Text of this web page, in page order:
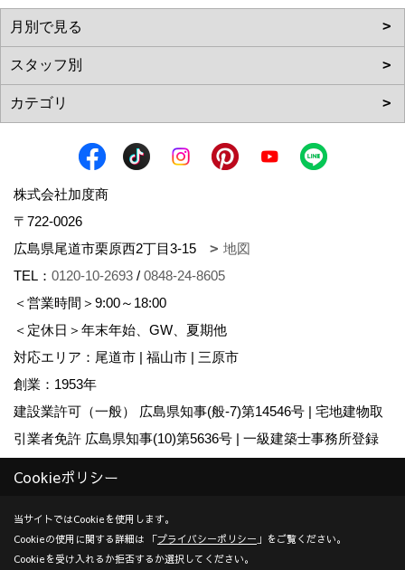
株式会社加度商
〒722-0026
広島県尾道市栗原西2丁目3-15
地図
TEL： 0120-10-2693 / 0848-24-8605
＜営業時間＞9:00～18:00
＜定休日＞年末年始、GW、夏期他
対応エリア：尾道市 | 福山市 | 三原市
創業：1953年
建設業許可（一般） 広島県知事(般-7)第14546号 | 宅地建物取
引業者免許 広島県知事(10)第5636号 | 一級建築士事務所登録
Copyright (c) KADOSHO. All Rights Reserved.
Produced byゴデスクリエイト
Cookieポリシー
当サイトではCookieを使用します。
Cookieの使用に関する詳細は 「プライバシーポリシー 」をご覧ください。
Cookieを受け入れるか拒否するか選択してください。